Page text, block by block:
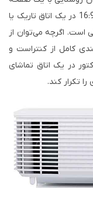
نمایش با گین 1.3 برای یک تصویر 150 اینچی 16:9 در یک اتاق تاریک یا
کافی است. اگرچه می‌توان از
کامل از کنتراست و
در یک اتاق تماشای
تکرار کند.